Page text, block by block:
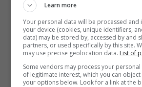
di essere affetta da
malattia si manifestò a
con l’alcol. Su consiglio dei
bere, salvo poi riprendere
dopo.
Learn more
Your personal data will be processed
your device (cookies, unique identifiers,
data) may be stored by, accessed by and
partners, or used specifically by this site.
may use precise geolocation data. List of
Some vendors may process your
of legitimate interest, which you can
your options below. Look for a link at the